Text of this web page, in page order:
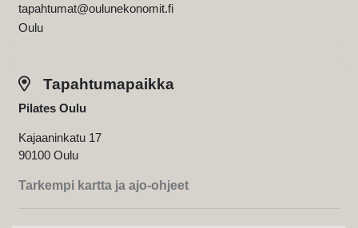
tapahtumat@oulunekonomit.fi
Oulu
Tapahtumapaikka
Pilates Oulu
Kajaaninkatu 17
90100 Oulu
Tarkempi kartta ja ajo-ohjeet